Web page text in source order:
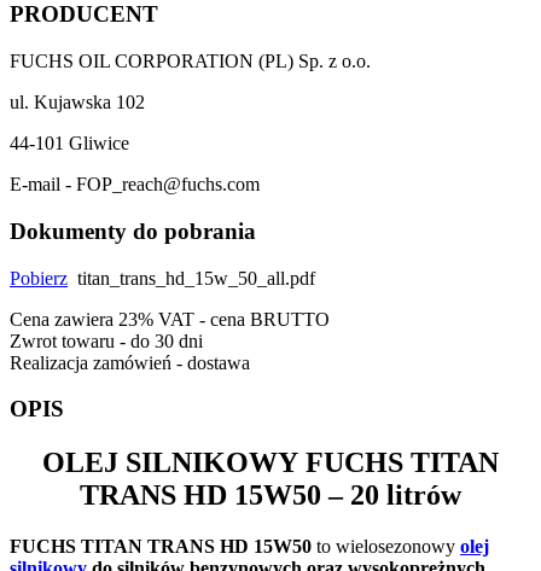
PRODUCENT
FUCHS OIL CORPORATION (PL) Sp. z o.o.
ul. Kujawska 102
44-101 Gliwice
E-mail - FOP_reach@fuchs.com
Dokumenty do pobrania
Pobierz titan_trans_hd_15w_50_all.pdf
Cena zawiera 23% VAT - cena BRUTTO
Zwrot towaru - do 30 dni
Realizacja zamówień - dostawa
OPIS
OLEJ SILNIKOWY FUCHS TITAN
TRANS HD 15W50 – 20 litrów
FUCHS TITAN TRANS HD 15W50 to wielosezonowy olej